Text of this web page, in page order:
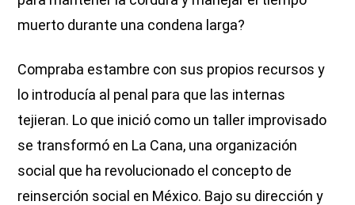
muerto durante una condena larga?
Compraba estambre con sus propios recursos y
lo introducía al penal para que las internas
tejieran. Lo que inició como un taller improvisado
se transformó en La Cana, una organización
social que ha revolucionado el concepto de
reinserción social en México. Bajo su dirección y